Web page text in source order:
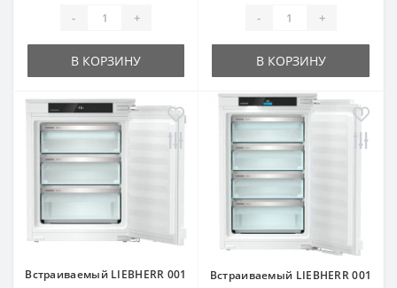
- +
В КОРЗИНУ
- +
В КОРЗИНУ
Встраиваемый LIEBHERR 001 Встраиваемый LIEBHERR 001